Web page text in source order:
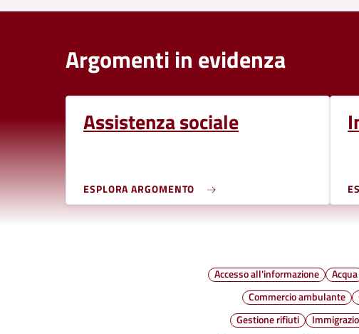
Argomenti in evidenza
Assistenza sociale
ESPLORA ARGOMENTO
Accesso all'informazione
Acqua
Commercio ambulante
Gestione rifiuti